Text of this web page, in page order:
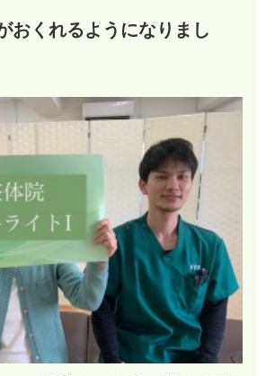
おくれるようになりまし